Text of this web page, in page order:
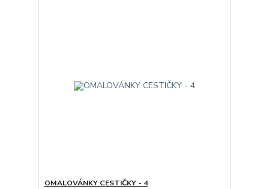
OMALOVÁNKY CESTIČKY - 4